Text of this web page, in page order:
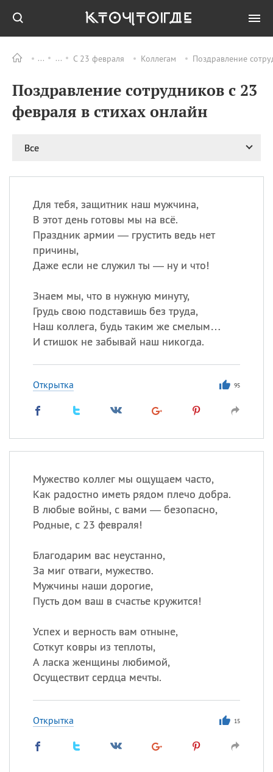
С 23 февраля Коллегам Поздравление
Поздравление сотрудников с 23
февраля в стихах онлайн
Все
Для тебя, защитник наш мужчина,
В этот день готовы мы на всё.
Праздник армии — грустить ведь нет
причины,
Даже если не служил ты — ну и что!
Знаем мы, что в нужную минуту,
Грудь свою подставишь без труда,
Наш коллега, будь таким же смелым…
И стишок не забывай наш никогда.
Открытка 95
Мужество коллег мы ощущаем часто,
Как радостно иметь рядом плечо добра.
В любые войны, с вами — безопасно,
Родные, с 23 февраля!
Благодарим вас неустанно,
За миг отваги, мужество.
Мужчины наши дорогие,
Пусть дом ваш в счастье кружится!
Успех и верность вам отныне,
Соткут ковры из теплоты,
А ласка женщины любимой,
Осуществит сердца мечты.
Открытка 15
ПРАЗДНИКИ Все
06.08 Преображение
Господне у западных
христиан
Романа и Давида
мучеников
маяка
Годовщина битвы при
Бояка
ИМЕНА
Сегодня празднуют именины
Кристина
Посмотреть значениеи